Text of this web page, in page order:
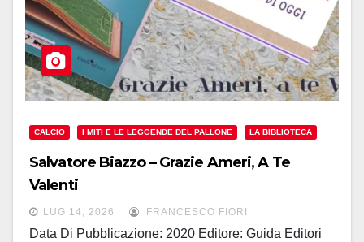
CALCIO I MITI E LE LEGGENDE DEL PALLONE LA BIBLIOTECA
Salvatore Biazzo – Grazie Ameri, A Te
Valenti
LUG 14, 2026 FRANCESCO FIORI
Data Di Pubblicazione: 2020 Editore: Guida Editori